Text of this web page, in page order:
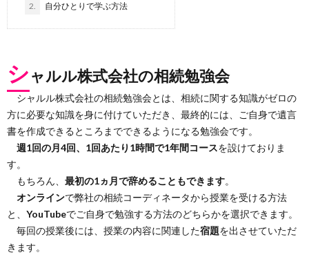
2. 自分ひとりで学ぶ方法
シャルル株式会社の相続勉強会
シャルル株式会社の相続勉強会とは、相続に関する知識がゼロの
方に必要な知識を身に付けていただき、最終的には、ご自身で遺言
書を作成できるところまでできるようになる勉強会です。
週1回の月4回、1回あたり1時間で1年間コースを設けておりま
す。
もちろん、 最初の1ヵ月で辞めることもできます。
オンラインで弊社の相続コーディネータから授業を受ける方法
と、 YouTubeでご自身で勉強する方法のどちらかを選択できます。
毎回の授業後には、授業の内容に関連した宿題を出させていただ
きます。